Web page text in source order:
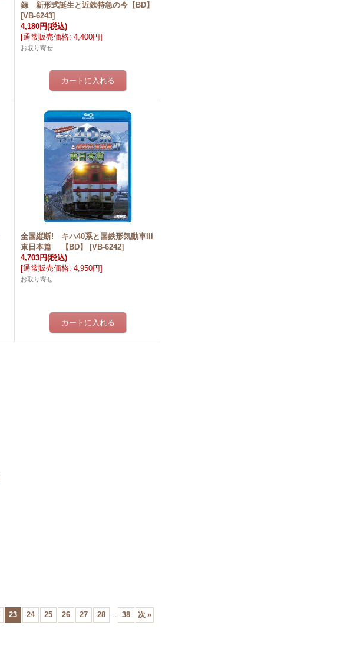
録 新形式誕生と近鉄特急の今【BD】
[VB-6243]
4,180円(税込)
[通常販売価格: 4,400円]
お取り寄せ
全国縦断! キハ40系と国鉄形気動車III
東日本篇 【BD】
[VB-6242]
4,703円(税込)
[通常販売価格: 4,950円]
お取り寄せ
23 24 25 26 27 28 ... 38 次 »